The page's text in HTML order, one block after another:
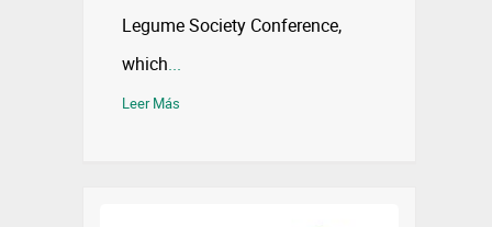
Legume Society Conference,
which...
Leer Más